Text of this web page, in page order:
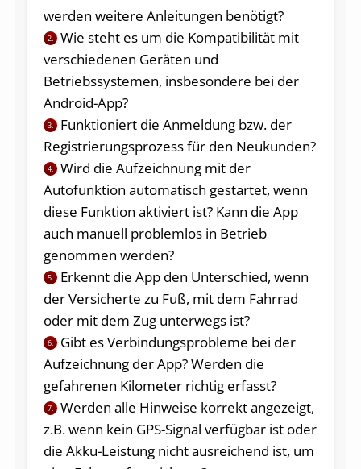
werden weitere Anleitungen benötigt?
2.
Wie steht es um die Kompatibilität mit
verschiedenen Geräten und
Betriebssystemen, insbesondere bei der
Android-App?
3.
Funktioniert die Anmeldung bzw. der
Registrierungsprozess für den Neukunden?
4.
Wird die Aufzeichnung mit der
Autofunktion automatisch gestartet, wenn
diese Funktion aktiviert ist? Kann die App
auch manuell problemlos in Betrieb
genommen werden?
5.
Erkennt die App den Unterschied, wenn
der Versicherte zu Fuß, mit dem Fahrrad
oder mit dem Zug unterwegs ist?
6.
Gibt es Verbindungsprobleme bei der
Aufzeichnung der App? Werden die
gefahrenen Kilometer richtig erfasst?
7.
Werden alle Hinweise korrekt angezeigt,
z.B. wenn kein GPS-Signal verfügbar ist oder
die Akku-Leistung nicht ausreichend ist, um